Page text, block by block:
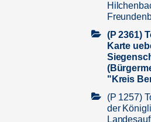
(P 2361)
Karte
"Kreis
(P 1257)
der